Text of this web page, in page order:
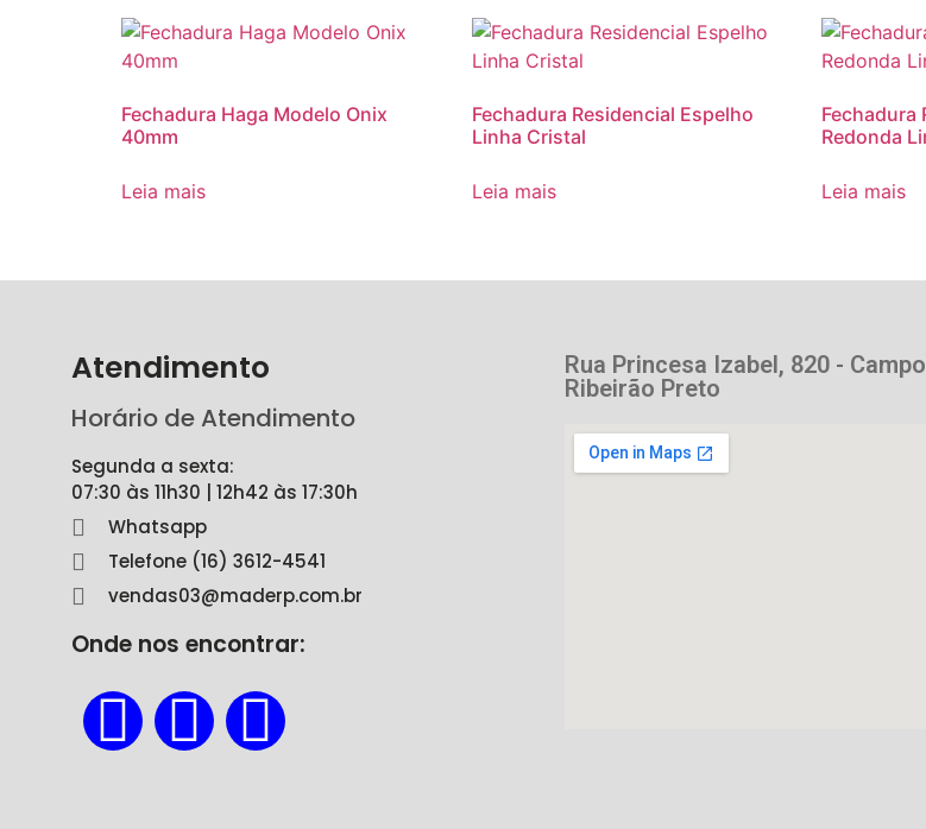
Fechadura Haga Modelo Onix
40mm
Leia mais
Fechadura Residencial Espelho
Linha Cristal
Leia mais
Fechadura
Redonda
Leia mais
Atendimento
Horário de Atendimento
Segunda a sexta:
07:30 às 11h30 | 12h42 às 17:30h
Whatsapp
Telefone (16) 3612-4541
vendas03@maderp.com.br
Onde nos encontrar:
Rua Princesa Izabel, 820 -
Ribeirão Preto